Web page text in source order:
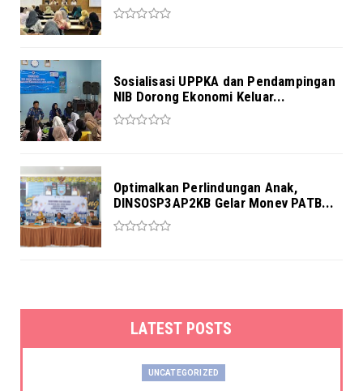
Sosialisasi UPPKA dan Pendampingan
NIB Dorong Ekonomi Keluar...
Optimalkan Perlindungan Anak,
DINSOSP3AP2KB Gelar Monev PATB...
LATEST POSTS
UNCATEGORIZED